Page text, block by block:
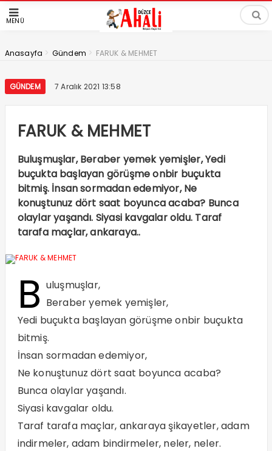
MENÜ
Anasayfa > Gündem > FARUK & MEHMET
GÜNDEM 7 Aralık 2021 13:58
FARUK & MEHMET
Buluşmuşlar, Beraber yemek yemişler, Yedi
buçukta başlayan görüşme onbir buçukta
bitmiş. İnsan sormadan edemiyor, Ne
konuştunuz dört saat boyunca acaba? Bunca
olaylar yaşandı. Siyasi kavgalar oldu. Taraf
tarafa maçlar, ankaraya..
B uluşmuşlar,
Beraber yemek yemişler,
Yedi buçukta başlayan görüşme onbir buçukta
bitmiş.
İnsan sormadan edemiyor,
Ne konuştunuz dört saat boyunca acaba?
Bunca olaylar yaşandı.
Siyasi kavgalar oldu.
Taraf tarafa maçlar, ankaraya şikayetler, adam
indirmeler, adam bindirmeler, neler, neler.